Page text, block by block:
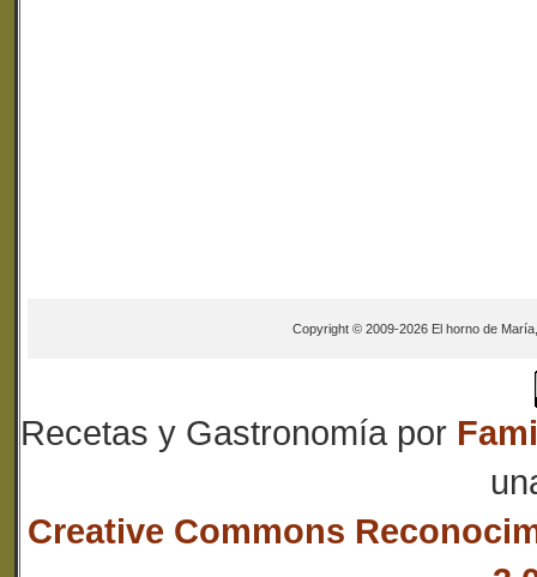
Copyright © 2009-2026 El horno de
Recetas y Gastronomía por
Creative Commons